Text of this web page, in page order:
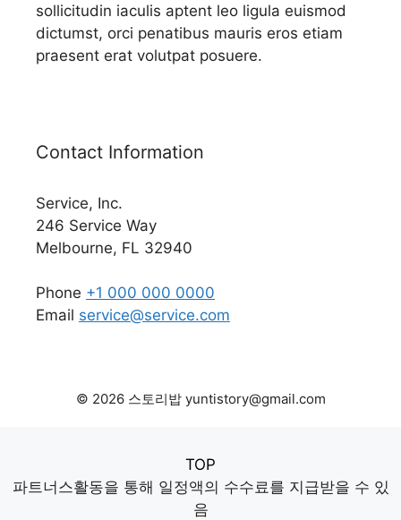
sollicitudin iaculis aptent leo ligula euismod
dictumst, orci penatibus mauris eros etiam
praesent erat volutpat posuere.
Contact Information
Service, Inc.
246 Service Way
Melbourne, FL 32940
Phone +1 000 000 0000
Email service@service.com
© 2026 스토리밥 yuntistory@gmail.com
TOP
파트너스활동을 통해 일정액의 수수료를 지급받을 수 있
음